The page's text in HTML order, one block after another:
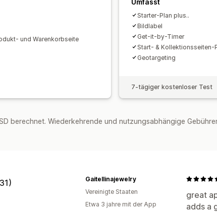
und Warenkorbseite
Starter-Plan plus..
Bildlabel
Get-it-by-Timer
Start- & Kollektionsseiten-
Geotargeting
7-tägiger kostenloser Test
berechnet. Wiederkehrende und nutzungsabhängige
great
adds a
Gaitellinajewelry
Vereinigte Staaten
Etwa 3 jahre mit der App